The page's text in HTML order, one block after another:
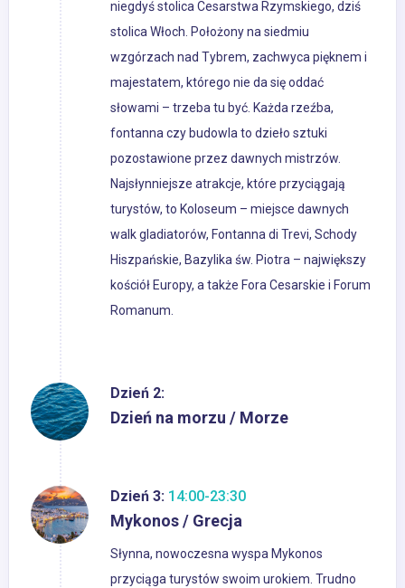
niegdyś stolica Cesarstwa Rzymskiego, dziś
stolica Włoch. Położony na siedmiu
wzgórzach nad Tybrem, zachwyca pięknem i
majestatem, którego nie da się oddać
słowami – trzeba tu być. Każda rzeźba,
fontanna czy budowla to dzieło sztuki
pozostawione przez dawnych mistrzów.
Najsłynniejsze atrakcje, które przyciągają
turystów, to Koloseum – miejsce dawnych
walk gladiatorów, Fontanna di Trevi, Schody
Hiszpańskie, Bazylika św. Piotra – największy
kościół Europy, a także Fora Cesarskie i Forum
Romanum.
Dzień 2:
Dzień na morzu / Morze
Dzień 3: 14:00-23:30
Mykonos / Grecja
Słynna, nowoczesna wyspa Mykonos
przyciąga turystów swoim urokiem. Trudno